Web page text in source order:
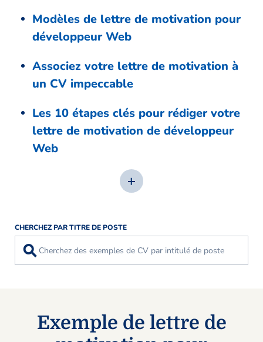
Modèles de lettre de motivation pour
développeur Web
Associez votre lettre de motivation à
un CV impeccable
Les 10 étapes clés pour rédiger votre
lettre de motivation de développeur
Web
CHERCHEZ PAR TITRE DE POSTE
⚲
Exemple de lettre de